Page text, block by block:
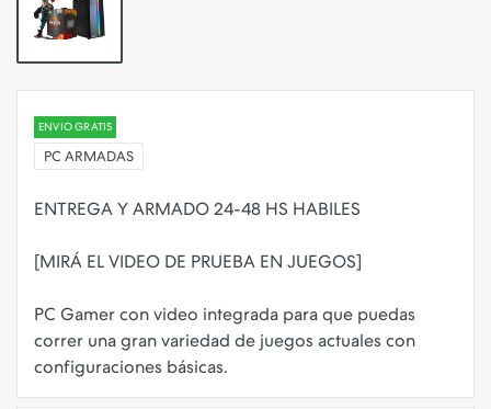
ENVIO GRATIS
PC ARMADAS
ENTREGA Y ARMADO 24-48 HS HABILES
[MIRÁ EL VIDEO DE PRUEBA EN JUEGOS]
PC Gamer con video integrada para que puedas
correr una gran variedad de juegos actuales con